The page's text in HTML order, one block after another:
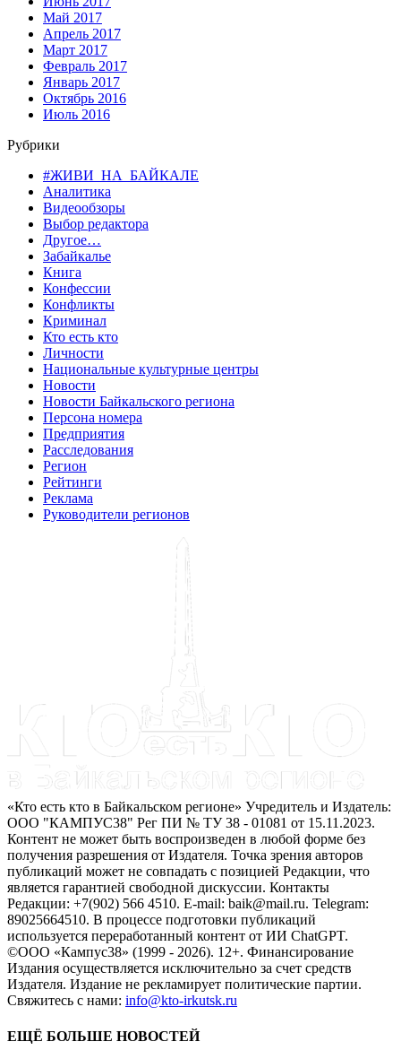
Май 2017
Апрель 2017
Март 2017
Февраль 2017
Январь 2017
Октябрь 2016
Июль 2016
Рубрики
#ЖИВИ_НА_БАЙКАЛЕ
Аналитика
Видеообзоры
Выбор редактора
Другое…
Забайкалье
Книга
Конфессии
Конфликты
Криминал
Кто есть кто
Личности
Национальные культурные центры
Новости
Новости Байкальского региона
Персона номера
Предприятия
Расследования
Регион
Рейтинги
Реклама
Руководители регионов
«Кто есть кто в Байкальском регионе» Учредитель и Издатель:
ООО "КАМПУС38" Рег ПИ № ТУ 38 - 01081 от 15.11.2023.
Контент не может быть воспроизведен в любой форме без
получения разрешения от Издателя. Точка зрения авторов
публикаций может не совпадать с позицией Редакции, что
является гарантией свободной дискуссии. Контакты
Редакции: +7(902) 566 4510. E-mail: baik@mail.ru. Telegram:
89025664510. В процессе подготовки публикаций
используется переработанный контент от ИИ ChatGPT.
©ООО «Кампус38» (1999 - 2026). 12+. Финансирование
Издания осуществляется исключительно за счет средств
Издателя. Издание не рекламирует политические партии.
Свяжитесь с нами: info@kto-irkutsk.ru
ЕЩЁ БОЛЬШЕ НОВОСТЕЙ